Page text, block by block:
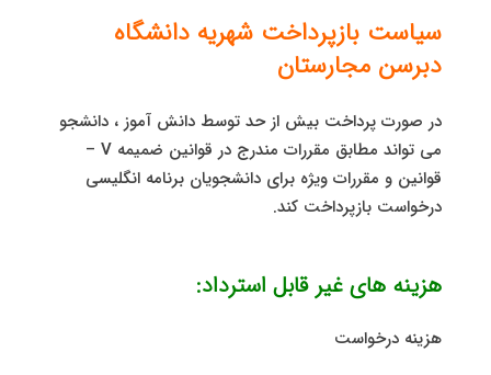
سیاست بازپرداخت شهریه دانشگاه
دبرسن مجارستان
در صورت پرداخت بیش از حد توسط دانش آموز ، دانشجو
می تواند مطابق مقررات مندرج در قوانین ضمیمه V –
قوانین و مقررات ویژه برای دانشجویان برنامه انگلیسی
درخواست بازپرداخت کند.
هزینه های غیر قابل استرداد:
هزینه درخواست